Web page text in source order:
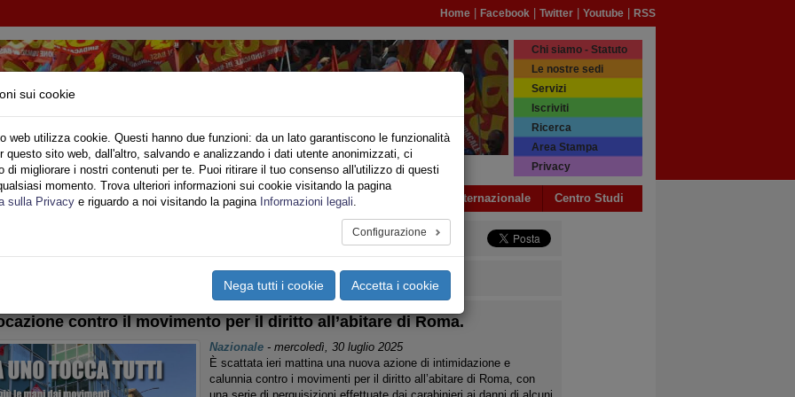
Home Facebook Twitter Youtube RSS
INQUILINI E ABITANTI
Chi siamo - Statuto
Le nostre sedi
Servizi
Iscriviti
Ricerca
Area Stampa
Privacy
Privato Territori Sociale Speciali Multimedia Internazionale Centro Studi
contro il movimento per il diritto all’abitare di Roma.
Nazionale- mercoledì, 30 luglio 2025
È scattata ieri mattina una nuova azione di intimidazione e
calunnia contro i movimenti per il diritto all’abitare di Roma, con
sui cookie
web utilizza cookie. Questi hanno due funzioni: da un lato garantiscono le funzionalità
questo sito web, dall'altro, salvando e analizzando i dati utente anonimizzati, ci
di migliorare i nostri contenuti per te. Puoi ritirare il tuo consenso all'utilizzo di questi
momento. Trova ulteriori informazioni sui cookie visitando la pagina
sulla Privacy e riguardo a noi visitando la pagina Informazioni legali.
Configurazione
Nega tutti i cookie Accetta i cookie